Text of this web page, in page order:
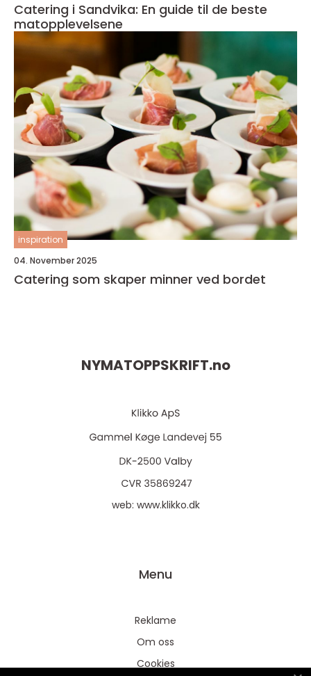
Catering i Sandvika: En guide til de beste
matopplevelsene
inspiration
04. November 2025
Catering som skaper minner ved bordet
NYMATOPPSKRIFT.no
web: www.klikko.dk
Menu
Reklame
Om oss
Cookies